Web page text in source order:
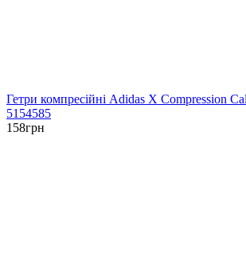
Гетри компресійні Adidas X Compression
5154585
158грн